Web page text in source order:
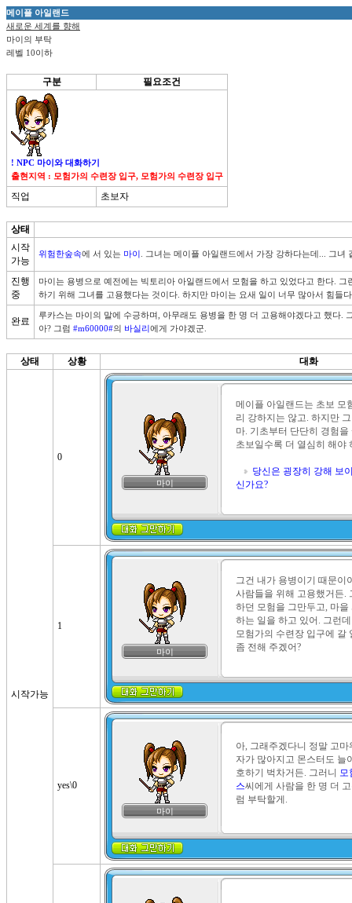
메이플 아일랜드
새로운 세계를 향해
마이의 부탁
레벨 10이하
구분 필요조건
! NPC 마이와 대화하기
출현지역 : 모험가의 수련장 입구, 모험가의 수련장 입구
직업 초보자
상태
시작
가능
위험한숲속에 서 있는 마이 . 그녀는 메이플 아일랜드에서 가장 강하다는데... 그
진행
중
마이는 용병으로 예전에는 빅토리아 아일랜드에서 모험을 하고 있었다고 한다.
하기 위해 그녀를 고용했다는 것이다. 하지만 마이는 요새 일이 너무 많아서 힘들
완료
루카스는 마이의 말에 수긍하며, 아무래도 용병을 한 명 더 고용해야겠다고 했다.
아? 그럼 #m60000#의 바실리에게 가야겠군.
상태 상황 대화
시작가능
0
마이
메이플 아일랜드는 초보 모
리 강하지는 않고. 하지만
마. 기초부터 단단히 경험
초보일수록 더 열심히 해야
당신은 굉장히 강해 보
신가요?
1
마이
그건 내가 용병이기 때문이
사람들을 위해 고용했거든.
하던 모험을 그만두고, 마
하는 일을 하고 있어. 그런
모험가의 수련장 입구에 갈
좀 전해 주겠어?
yes\0
마이
아, 그래주겠다니 정말 고
자가 많아지고 몬스터도 늘
호하기 벅차거든. 그러니 모
스씨에게 사람을 한 명 더
럼 부탁할게.